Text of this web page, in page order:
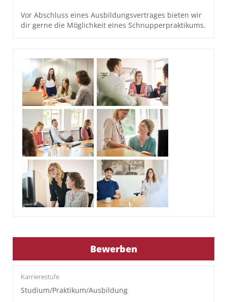
Vor Abschluss eines Ausbildungsvertrages bieten wir
dir gerne die Möglichkeit eines Schnupperpraktikums.
Bewerben
Karrierestufe
Studium/Praktikum/Ausbildung